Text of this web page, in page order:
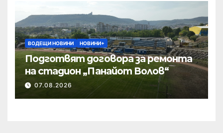
ВОДЕЩИ НОВИНИ НОВИНИ+
Подготвят договора за ремонта
на стадион „Панайот Волов“
07.08.2026